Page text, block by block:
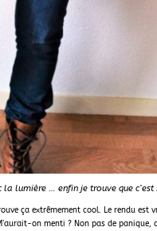
lumière … enfin je trouve que
ça extrêmement cool. Le rendu
on menti ? Non pas de